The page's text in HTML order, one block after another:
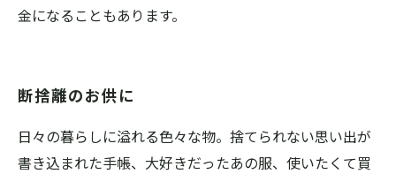
金になることもあります。
断捨離のお供に
日々の暮らしに溢れる色々な物。捨てられない思い出が
書き込まれた手帳、大好きだったあの服、使いたくて買